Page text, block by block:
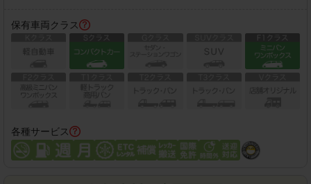
保有車両クラス
各種サービス